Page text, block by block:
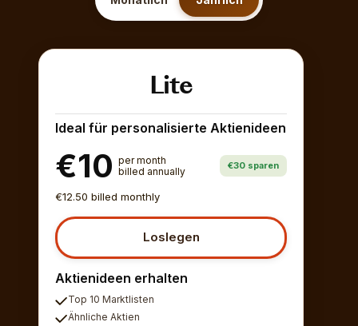
Lite
Ideal für personalisierte Aktienideen
€10 per month
billed annually
€30 sparen
€12.50 billed monthly
Loslegen
Aktienideen erhalten
Top 10 Marktlisten
Ähnliche Aktien